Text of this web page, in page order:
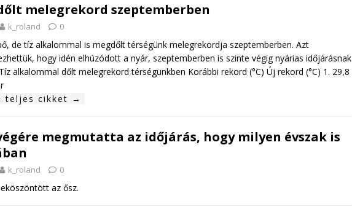
melegrekord szeptemberben
k_roland 0
de tíz alkalommal is megdőlt térségünk melegrekordja szeptemberben. Azt
hogy idén elhúzódott a nyár, szeptemberben is szinte végig nyárias időjárásnak
alkalommal dőlt melegrekord térségünkben Korábbi rekord (°C) Új rekord (°C) 1. 29,8
teljes cikket →
megmutatta az időjárás, hogy milyen évszak is
k_roland 0
az ősz.